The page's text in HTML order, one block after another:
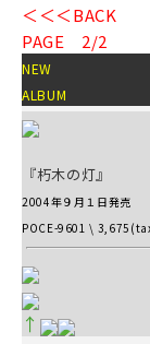
＜＜＜BACK
PAGE 2/2
NEW
ALBUM
『朽木の灯』
2004年９月１日発売
POCE-9601 \
↑